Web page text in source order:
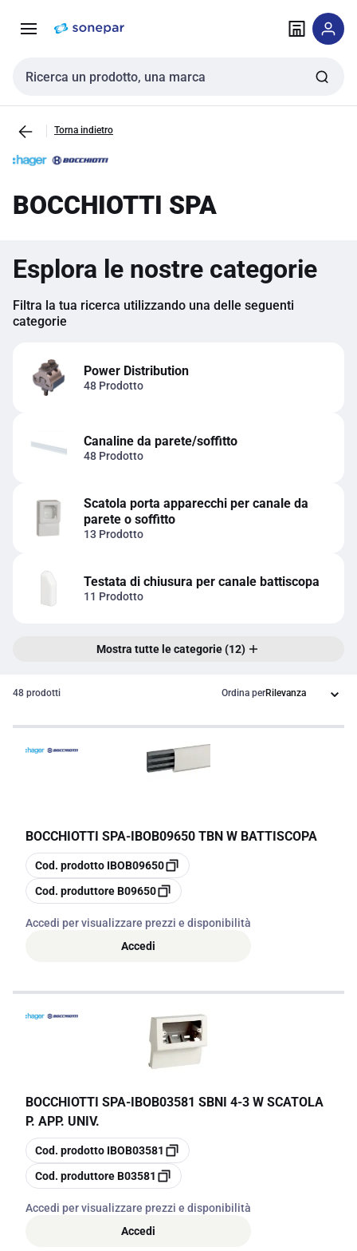
navigazione alla
Cerca input
Torna indietro
BOCCHIOTTI SPA
Esplora le nostre categorie
Filtra la tua ricerca utilizzando una delle seguenti
categorie
Power Distribution
48 Prodotto
Canaline da parete/soffitto
48 Prodotto
Scatola porta apparecchi per canale da
parete o soffitto
13 Prodotto
Testata di chiusura per canale battiscopa
11 Prodotto
Mostra tutte le categorie (12)
48 prodotti Ordina per
BOCCHIOTTI SPA-IBOB09650 TBN W BATTISCOPA
copia
Cod. prodotto IBOB09650
copia
Cod. produttoreB09650
Accedi per visualizzare prezzi e disponibilità
Accedi
BOCCHIOTTI SPA-IBOB03581 SBNI 4-3 W SCATOLA
P. APP. UNIV.
copia
Cod. prodotto IBOB03581
copia
Cod. produttoreB03581
Accedi per visualizzare prezzi e disponibilità
Accedi